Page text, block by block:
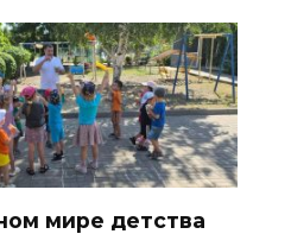
мире детства